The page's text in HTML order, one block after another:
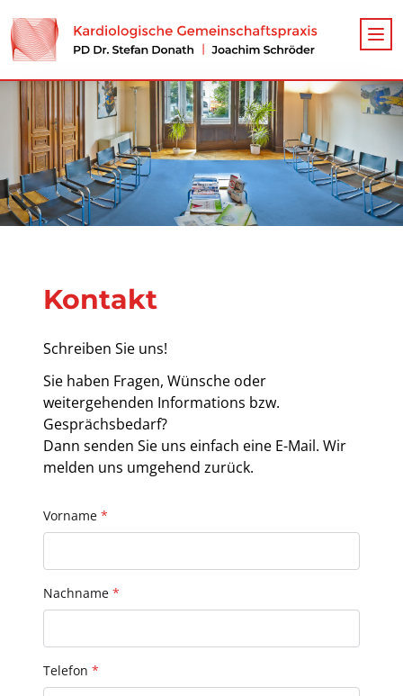
Kontakt
Schreiben Sie uns!
Sie haben Fragen, Wünsche oder
weitergehenden Informations­ bzw.
Gesprächsbedarf?
Dann senden Sie uns einfach eine E-Mail. Wir
melden uns umgehend zurück.
Vorname *
Nachname *
Telefon *